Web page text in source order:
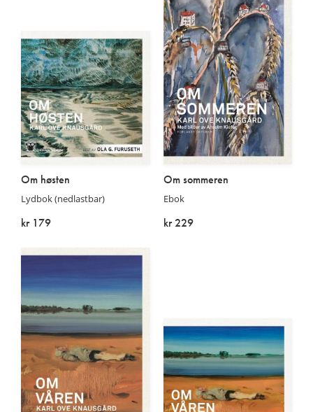
Om høsten
Lydbok (nedlastbar)
kr 179
Om sommeren
Ebok
kr 229